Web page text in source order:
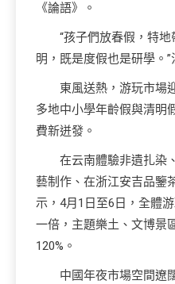
《論語》。
“孩子們放春假，特
明，既是度假也是研學。”
東風送熱，游玩市場
多地中小學年齡假與清明
費新迸發。
在云南體驗非遺扎染
藝制作、在浙江安吉品鑒
示，4月1日至6日，全體
一倍，主題樂土、文博景
120%。
中國年夜市場空間遼